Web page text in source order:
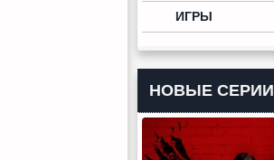
ИГРЫ
НОВЫЕ СЕРИИ